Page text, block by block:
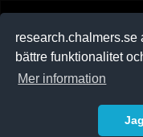
research.chalmers.se
bättre funktionalitet
Mer information